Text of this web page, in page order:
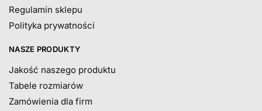
Regulamin sklepu
Polityka prywatności
NASZE PRODUKTY
Jakość naszego produktu
Tabele rozmiarów
Zamówienia dla firm